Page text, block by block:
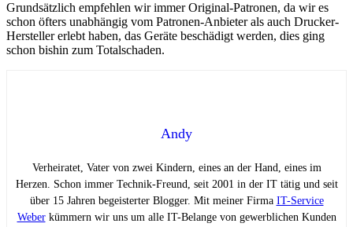
Grundsätzlich empfehlen wir immer Original-Patronen, da wir es
schon öfters unabhängig vom Patronen-Anbieter als auch Drucker-
Hersteller erlebt haben, das Geräte beschädigt werden, dies ging
schon bishin zum Totalschaden.
Andy
Verheiratet, Vater von zwei Kindern, eines an der Hand, eines im
Herzen. Schon immer Technik-Freund, seit 2001 in der IT tätig und seit
über 15 Jahren begeisterter Blogger. Mit meiner Firma IT-Service
Weberkümmern wir uns um alle IT-Belange von gewerblichen Kunden